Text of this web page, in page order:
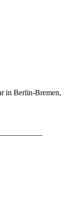
in Berlin-Bremen,